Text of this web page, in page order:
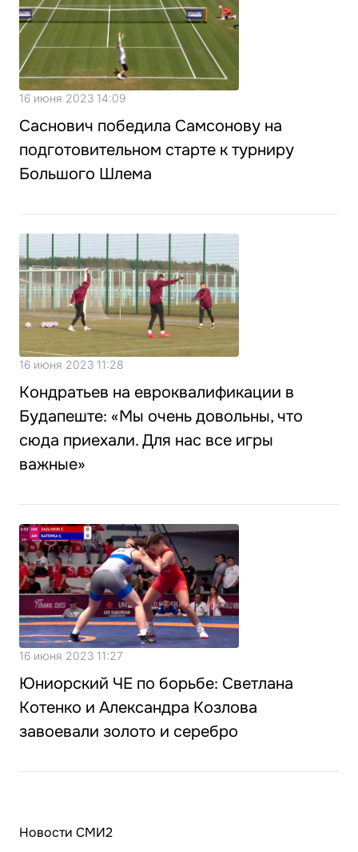
16 июня 2023 14:09
Саснович победила Самсонову на
подготовительном старте к турниру
Большого Шлема
16 июня 2023 11:28
Кондратьев на евроквалификации в
Будапеште: «Мы очень довольны, что
сюда приехали. Для нас все игры
важные»
16 июня 2023 11:27
Юниорский ЧЕ по борьбе: Светлана
Котенко и Александра Козлова
завоевали золото и серебро
Новости СМИ2